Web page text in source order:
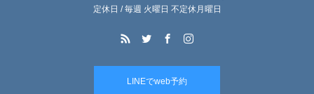
定休日 / 毎週 火曜日 不定休月曜日
LINEでweb予約